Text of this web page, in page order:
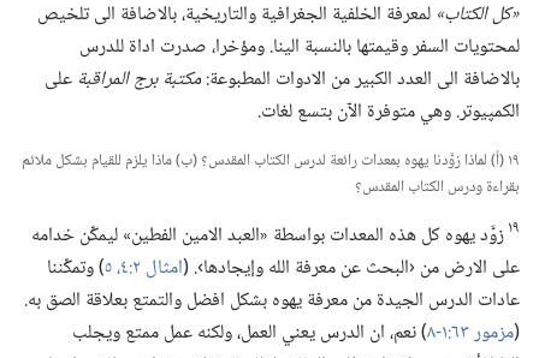
‏«كل الكتاب» لمعرفة الخلفية الجغرافية والتاريخية،‏ بالاضافة الى تلخيص
لمحتويات السفر وقيمتها بالنسبة الينا.‏ ومؤخرا،‏ صدرت اداة للدرس
بالاضافة الى العدد الكبير من الادوات المطبوعة:‏مكتبة برج المراقبة على
الكمپيوتر.‏ وهي متوفرة الآن بتسع لغات.‏
١٩ (‏أ)‏ لماذا زوَّدنا يهوه بمعدات رائعة لدرس الكتاب المقدس؟‏ (‏ب)‏ ماذا يلزم للقيام بشكل ملائم
بقراءة ودرس الكتاب المقدس؟‏
١٩زوَّد يهوه كل هذه المعدات بواسطة «العبد الامين الفطين» ليمكِّن خدامه
على الارض من ‹البحث عن معرفة الله وإيجادها›.‏ (‏امثال ٢:‏٤،‏ ٥
‏)‏ وتمكِّننا
عادات الدرس الجيدة من معرفة يهوه بشكل افضل والتمتع بعلاقة الصق به.‏
(‏مزمور ٦٣:‏١-‏٨
‏)‏ نعم،‏ ان الدرس يعني العمل،‏ ولكنه عمل ممتع ويجلب